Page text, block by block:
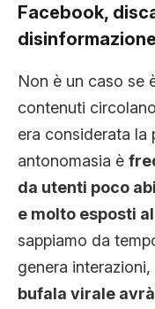
Facebook,
disinformazione
Non è un caso se
contenuti
era considerata la
antonomasia è
da utenti poco
e molto esposti
sappiamo da
genera
bufala virale